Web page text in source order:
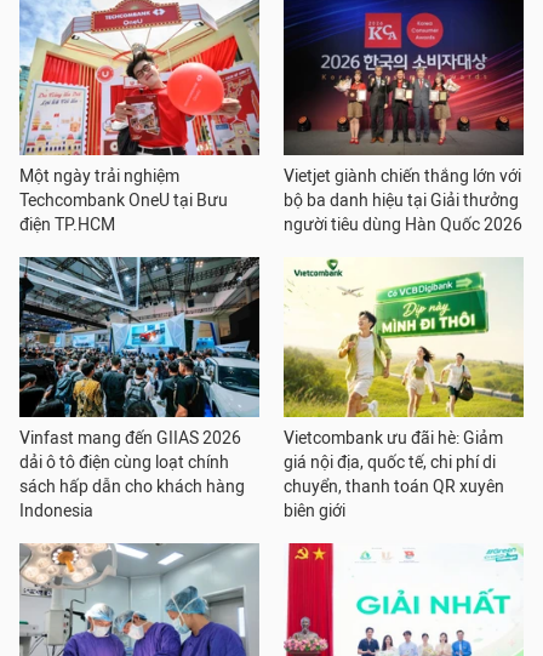
Một ngày trải nghiệm
Techcombank OneU tại Bưu
điện TP.HCM
Vietjet giành chiến thắng lớn với
bộ ba danh hiệu tại Giải thưởng
người tiêu dùng Hàn Quốc 2026
Vinfast mang đến GIIAS 2026
dải ô tô điện cùng loạt chính
sách hấp dẫn cho khách hàng
Indonesia
Vietcombank ưu đãi hè: Giảm
giá nội địa, quốc tế, chi phí di
chuyển, thanh toán QR xuyên
biên giới